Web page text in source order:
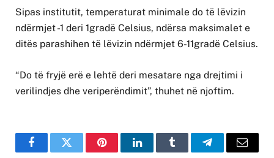
Sipas institutit, temperaturat minimale do të lëvizin
ndërmjet -1 deri 1gradë Celsius, ndërsa maksimalet e
ditës parashihen të lëvizin ndërmjet 6-11gradë Celsius.
“Do të fryjë erë e lehtë deri mesatare nga drejtimi i
verilindjes dhe veriperëndimit”, thuhet në njoftim.
FacebookTwitter PinterestLinkedInTumblr TelegramEmail